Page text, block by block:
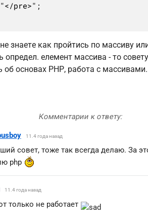
pre>";
знаете как пройтись по массиву
определ. елемент массива - то
об основах PHP, работа с массивами.
11.4 года назад
совет, тоже так всегда делаю. За
php
11.4 года назад
только не работает